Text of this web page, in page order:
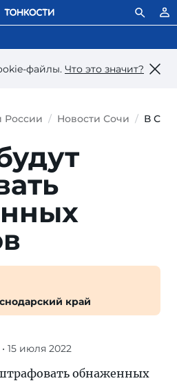
файлы. Что это значит?
России Новости Сочи В
край
• 15 июля 2022
обнаженных